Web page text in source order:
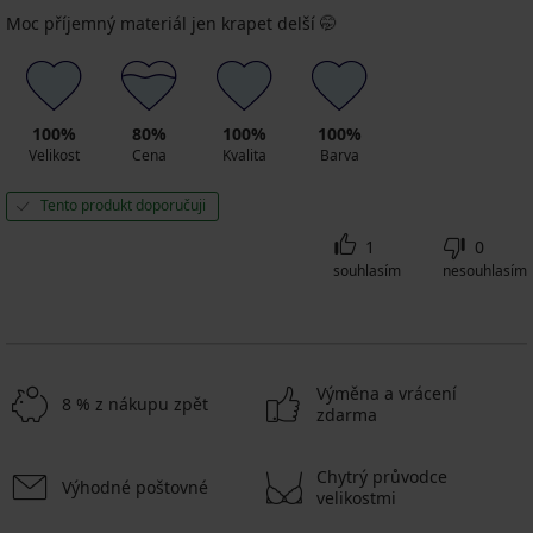
Moc příjemný materiál jen krapet delší 🤭
100%
Velikost
80%
Cena
100%
Kvalita
100%
Barva
Tento produkt doporučuji
1
souhlasím
0
nesouhlasím
8 % z nákupu zpět
Výměna a vrácení
zdarma
Výhodné poštovné
Chytrý průvodce
velikostmi